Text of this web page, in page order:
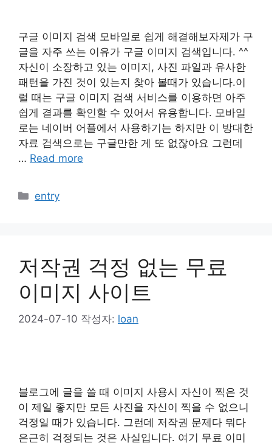
구글 이미지 검색 모바일로 쉽게 해결해보자​제가 구
글을 자주 쓰는 이유가 구글 이미지 검색입니다. ^^
자신이 소장하고 있는 이미지, 사진 파일과 유사한
패턴을 가진 것이 있는지 찾아 볼때가 있습니다.이
럴 때는 구글 이미지 검색 서비스를 이용하면 아주
쉽게 결과를 확인할 수 있어서 유용합니다. 모바일
로는 네이버 어플에서 사용하기는 하지만 이 방대한
자료 검색으로는 구글만한 게 또 없잖아요 그런데
… Read more
카
entry
저작권 걱정 없는 무료
이미지 사이트
2024-07-10 작성자: loan
블로그에 글을 쓸 때 이미지 사용시 자신이 찍은 것
이 제일 좋지만 모든 사진을 자신이 찍을 수 없으니
걱정일 때가 있습니다. 그런데 저작권 문제다 뭐다
은근히 걱정되는 것은 사실입니다. 여기 무료 이미